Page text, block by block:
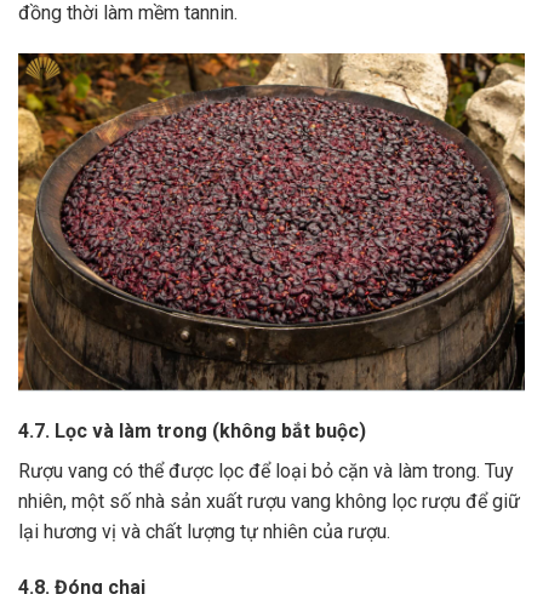
đồng thời làm mềm tannin.
4.7. Lọc và làm trong (không bắt buộc)
Rượu vang có thể được lọc để loại bỏ cặn và làm trong. Tuy
nhiên, một số nhà sản xuất rượu vang không lọc rượu để giữ
lại hương vị và chất lượng tự nhiên của rượu.
4.8. Đóng chai